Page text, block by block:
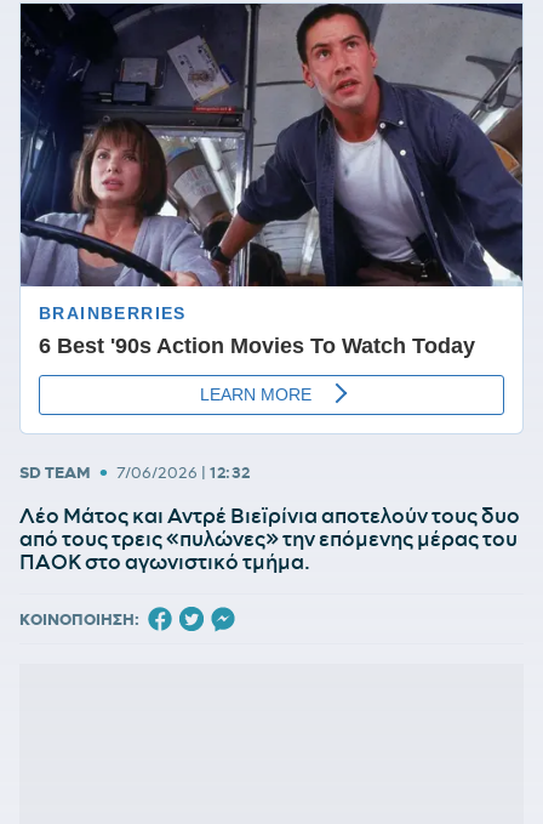
SD TEAM • 7/06/2026 | 12:32
Λέο Μάτος και Αντρέ Βιεϊρίνια αποτελούν τους δυο
από τους τρεις «πυλώνες» την επόμενης μέρας του
ΠΑΟΚ στο αγωνιστικό τμήμα.
ΚΟΙΝΟΠΟΙΗΣΗ: